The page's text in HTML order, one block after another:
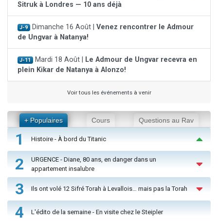
Sitruk à Londres — 10 ans déjà
J-9 Dimanche 16 Août | Venez rencontrer le Admour
de Ungvar à Natanya!
J-11 Mardi 18 Août |
Le Admour de Ungvar recevra en
plein Kikar de Natanya à Alonzo!
Voir tous les événements à venir
+ Populaires Cours Questions au Rav
1 Histoire - À bord du Titanic
2
URGENCE - Diane, 80 ans, en danger dans un
appartement insalubre
3 Ils ont volé 12 Sifré Torah à Levallois… mais pas la Torah
4 L'édito de la semaine - En visite chez le Steipler